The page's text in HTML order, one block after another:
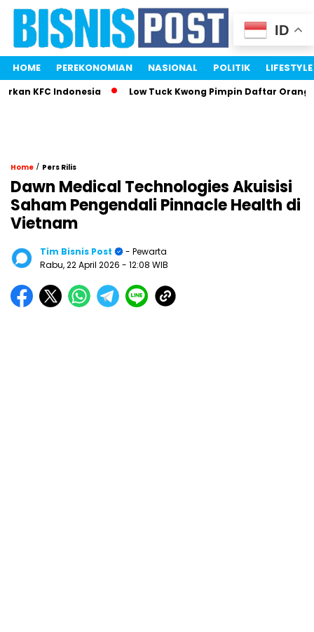
HOME PEREKONOMIAN NASIONAL POLITIK LIFESTYLE
KFC Indonesia Low Tuck Kwong Pimpin Daftar Orang
Home / Pers Rilis
Dawn Medical Technologies Akuisisi
Saham Pengendali Pinnacle Health di
Vietnam
Tim Bisnis Post
- Pewarta
Rabu, 22 April 2026 - 12:08 WIB
ID